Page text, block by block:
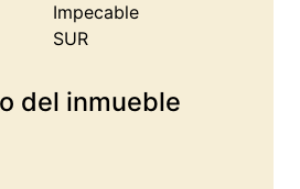
Impecable
SUR
del inmueble